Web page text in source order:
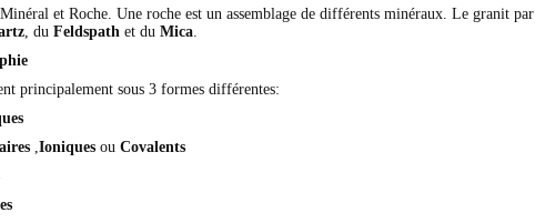
et Roche. Une roche est un assemblage de différents minéraux. Le granit par
, du Feldspath et du Mica
principalement sous 3 formes différentes:
Ioniques ou Covalents